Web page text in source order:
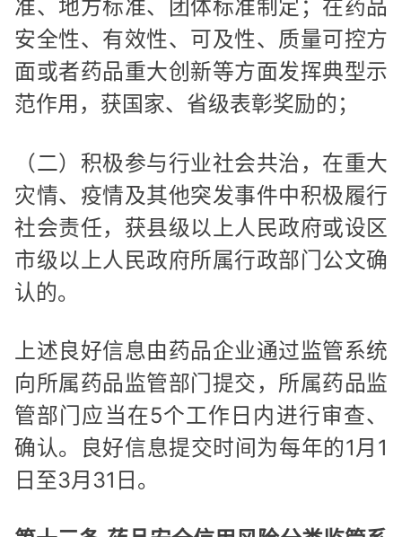
准、地方标准、团体标准制定；在药品
安全性、有效性、可及性、质量可控方
面或者药品重大创新等方面发挥典型示
范作用，获国家、省级表彰奖励的；
（二）积极参与行业社会共治，在重大
灾情、疫情及其他突发事件中积极履行
社会责任，获县级以上人民政府或设区
市级以上人民政府所属行政部门公文确
认的。
上述良好信息由药品企业通过监管系统
向所属药品监管部门提交，所属药品监
管部门应当在5个工作日内进行审查、
确认。良好信息提交时间为每年的1月1
日至3月31日。